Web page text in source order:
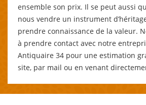
ensemble son prix. Il se peut aussi
nous vendre un instrument
prendre connaissance de la valeur.
à prendre contact avec notre
Antiquaire 34 pour une estimation
site, par mail ou en venant